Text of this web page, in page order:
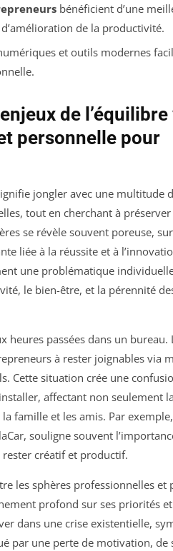
bénéficient d’une
de la productivité.
et outils modernes
de l’équilibre
personnelle pour
jongler avec une multitude
tout en cherchant à
se révèle souvent poreuse,
liée à la réussite et à
une problématique
le bien-être, et la pérennité
heures passées dans un bureau.
à rester joignables via
Cette situation crée une
affectant non seulement
famille et les amis. Par
souligne souvent
créatif et productif.
les sphères professionnelles et
profond sur ses priorités
dans une crise existentielle,
par une perte de motivation, de